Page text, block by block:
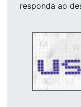
responda ao